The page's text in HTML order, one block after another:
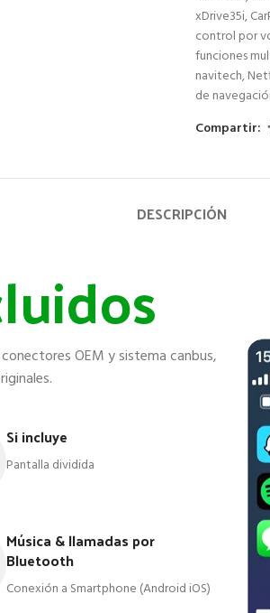
xDrive35i,
control por
funciones
navitech,
de
Compartir:
DESCRIPCIÓN
OEM y sistema canbus,
Si incluye
Pantalla dividida
Música & llamadas por
Bluetooth
Conexión a Smartphone (Android iOS)